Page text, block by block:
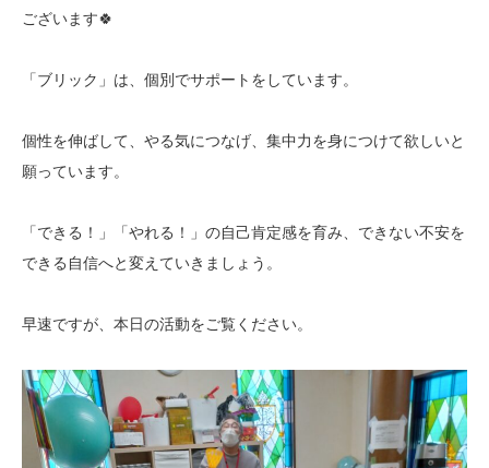
ございます🍀
「ブリック」は、個別でサポートをしています。
個性を伸ばして、やる気につなげ、集中力を身につけて欲しいと
願っています。
「できる！」「やれる！」の自己肯定感を育み、できない不安を
できる自信へと変えていきましょう。
早速ですが、本日の活動をご覧ください。